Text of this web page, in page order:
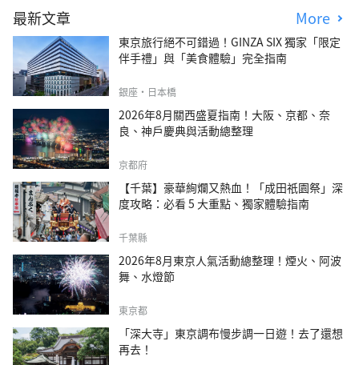
最新文章 More
東京旅行絕不可錯過！GINZA SIX 獨家「限定
伴手禮」與「美食體驗」完全指南
銀座・日本橋
2026年8月關西盛夏指南！大阪、京都、奈
良、神戶慶典與活動總整理
京都府
【千葉】豪華絢爛又熱血！「成田祇園祭」深
度攻略：必看 5 大重點、獨家體驗指南
千葉縣
2026年8月東京人氣活動總整理！煙火、阿波
舞、水燈節
東京都
「深大寺」東京調布慢步調一日遊！去了還想
再去！